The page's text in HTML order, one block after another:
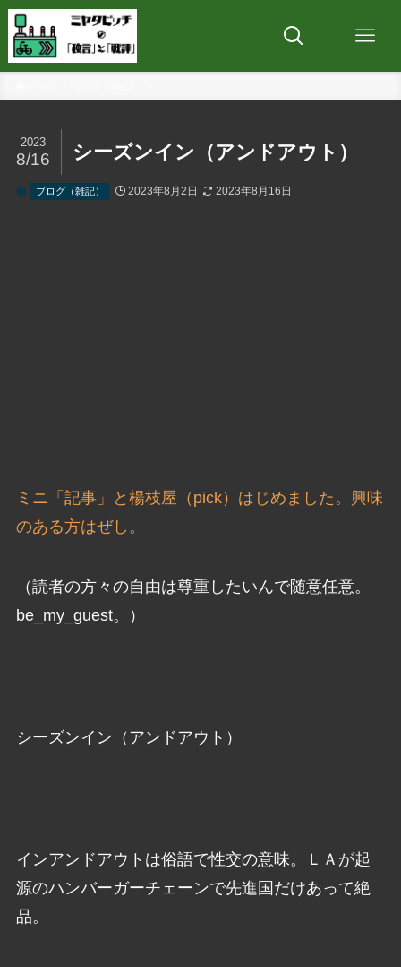
シーズンイン（アンドアウト）
2023
8/16
ブログ（雑記） 2023年8月2日 2023年8月16日
ミニ「記事」と楊枝屋（pick）はじめました。興味
のある方はぜし。
（読者の方々の自由は尊重したいんで随意任意。
be_my_guest。）
シーズンイン（アンドアウト）
インアンドアウトは俗語で性交の意味。ＬＡが起
源のハンバーガーチェーンで先進国だけあって絶
品。